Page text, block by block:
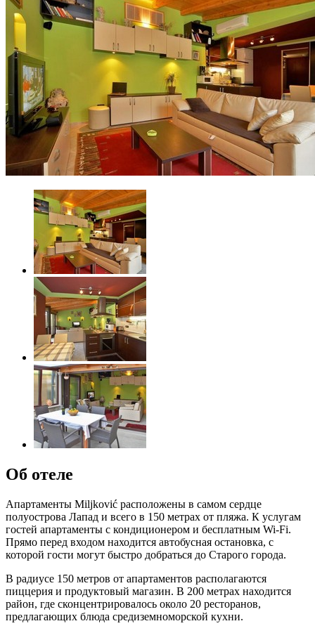
Об отеле
Апартаменты Miljković расположены в самом сердце
полуострова Лапад и всего в 150 метрах от пляжа. К услугам
гостей апартаменты с кондиционером и бесплатным Wi-Fi.
Прямо перед входом находится автобусная остановка, с
которой гости могут быстро добраться до Старого города.
В радиусе 150 метров от апартаментов располагаются
пиццерия и продуктовый магазин. В 200 метрах находится
район, где сконцентрировалось около 20 ресторанов,
предлагающих блюда средиземноморской кухни.